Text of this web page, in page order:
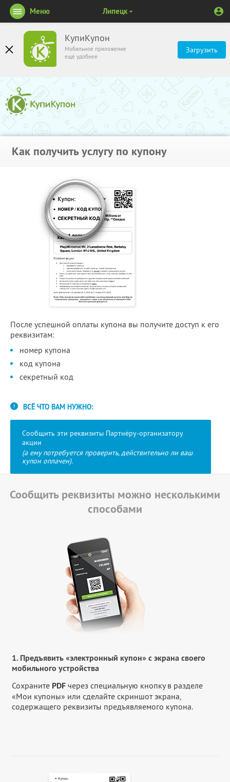
КупиКупон
Мобильное приложение
ещё удобнее
Загрузить
Меню Липецк
Как получить услугу по купону
После успешной оплаты купона вы получите доступ к его
реквизитам:
номер купона
код купона
секретный код
ВСЁ ЧТО ВАМ НУЖНО:
Сообщить эти реквизиты Партнёру-организатору
акции
(а ему потребуется проверить, действительно ли ваш
купон оплачен).
Сообщить реквизиты можно несколькими
способами
1. Предъявить «электронный купон» с экрана своего
мобильного устройства
Сохраните PDF через специальную кнопку в разделе
«Мои купоны» или сделайте скриншот экрана,
содержащего реквизиты предъявляемого купона.